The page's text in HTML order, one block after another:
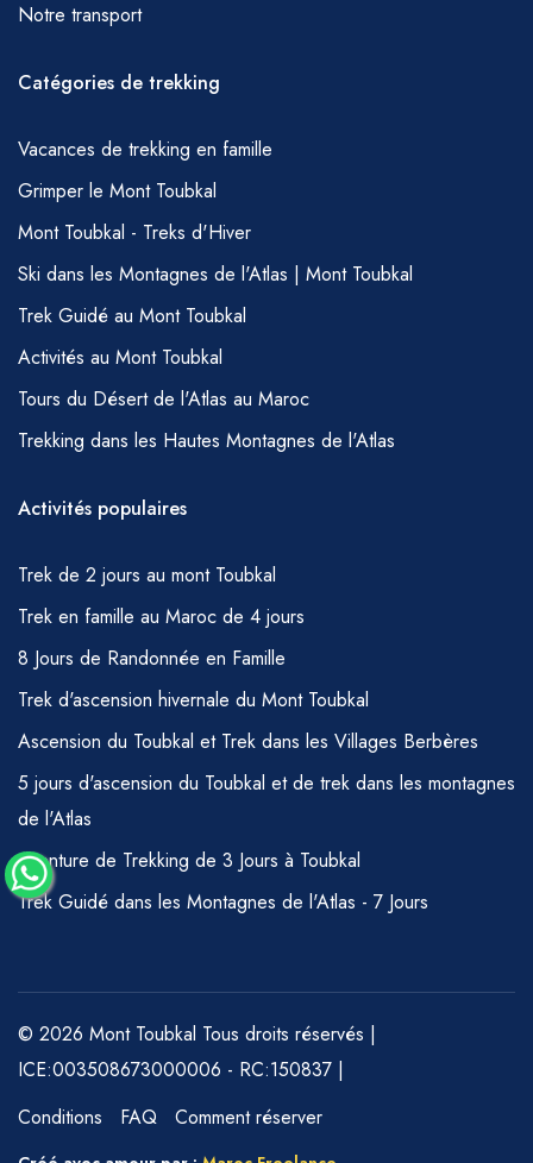
Notre transport
Catégories de trekking
Vacances de trekking en famille
Grimper le Mont Toubkal
Mont Toubkal - Treks d'Hiver
Ski dans les Montagnes de l'Atlas | Mont Toubkal
Trek Guidé au Mont Toubkal
Activités au Mont Toubkal
Tours du Désert de l'Atlas au Maroc
Trekking dans les Hautes Montagnes de l'Atlas
Activités populaires
Trek de 2 jours au mont Toubkal
Trek en famille au Maroc de 4 jours
8 Jours de Randonnée en Famille
Trek d'ascension hivernale du Mont Toubkal
Ascension du Toubkal et Trek dans les Villages Berbères
5 jours d'ascension du Toubkal et de trek dans les montagnes
de l'Atlas
Aventure de Trekking de 3 Jours à Toubkal
Trek Guidé dans les Montagnes de l'Atlas - 7 Jours
© 2026 Mont Toubkal Tous droits réservés |
ICE:003508673000006 - RC:150837 |
Conditions
FAQ Comment réserver